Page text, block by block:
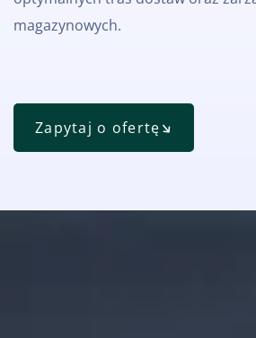
magazynowych.
Zapytaj o ofertę